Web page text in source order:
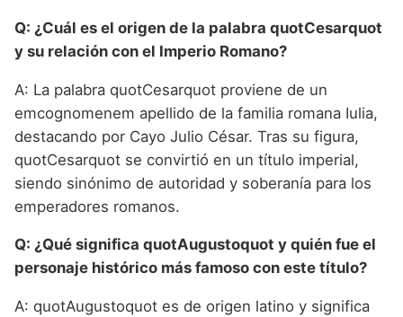
Q: ¿Cuál es el origen de la palabra quotCesarquot
y su relación con el Imperio Romano?
A: La palabra quotCesarquot proviene de un
emcognomenem apellido de la familia romana Iulia,
destacando por Cayo Julio César. Tras su figura,
quotCesarquot se convirtió en un título imperial,
siendo sinónimo de autoridad y soberanía para los
emperadores romanos.
Q: ¿Qué significa quotAugustoquot y quién fue el
personaje histórico más famoso con este título?
A: quotAugustoquot es de origen latino y significa